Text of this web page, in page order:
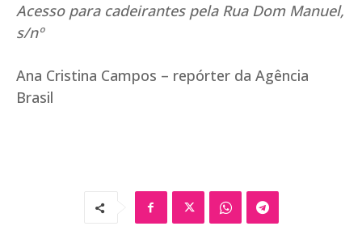
Acesso para cadeirantes pela Rua Dom Manuel,
s/nº
Ana Cristina Campos – repórter da Agência
Brasil